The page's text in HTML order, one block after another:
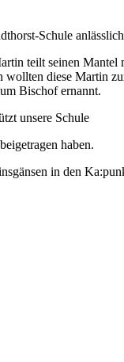
Schule
teilt seinen
diese Martin
Bischof ernannt.
unsere Schule
haben.
in den